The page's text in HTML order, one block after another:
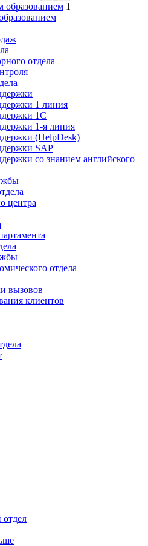
образованием 1
отдела
1 линия
1С
1-я линия
(HelpDesk)
SAP
со знанием английского
центра
отдела
вызовов
клиентов
отдел